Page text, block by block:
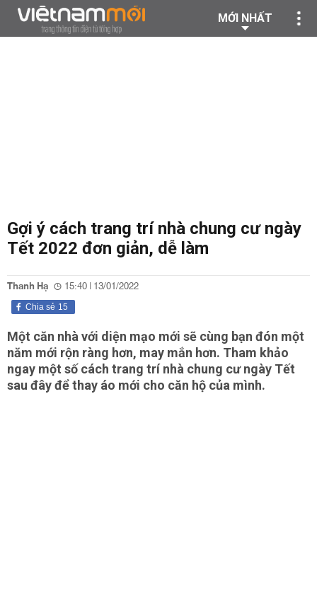
MỚI NHẤT
Gợi ý cách trang trí nhà chung cư ngày
Tết 2022 đơn giản, dễ làm
Thanh Hạ 15:40 | 13/01/2022
15
Chia sẻ
Một căn nhà với diện mạo mới sẽ cùng bạn đón một
năm mới rộn ràng hơn, may mắn hơn. Tham khảo
ngay một số cách trang trí nhà chung cư ngày Tết
sau đây để thay áo mới cho căn hộ của mình.